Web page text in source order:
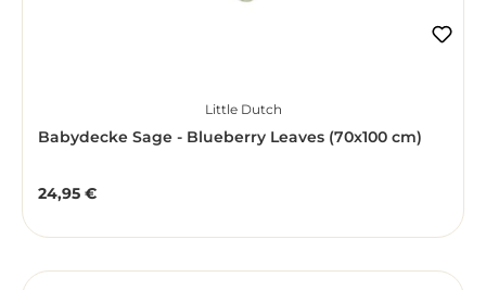
Little Dutch
Babydecke Sage - Blueberry Leaves (70x100 cm)
Regulärer Preis:
24,95 €